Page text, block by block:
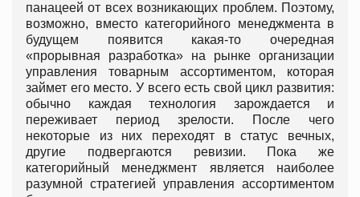
панацеей от всех возникающих проблем. Поэтому,
возможно, вместо категорийного менеджмента в
будущем появится какая-то очередная
«прорывная разработка» на рынке организации
управления товарным ассортиментом, которая
займет его место. У всего есть свой цикл развития:
обычно каждая технология зарождается и
переживает период зрелости. После чего
некоторые из них переходят в статус вечных,
другие подвергаются ревизии. Пока же
категорийный менеджмент является наиболее
разумной стратегией управления ассортиментом